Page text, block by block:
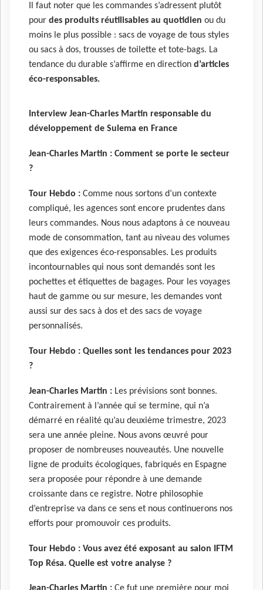
Il faut noter que les commandes s’adressent plutôt
pour des produits réutilisables au quotidien ou du
moins le plus possible : sacs de voyage de tous styles
ou sacs à dos, trousses de toilette et tote-bags. La
tendance du durable s’affirme en direction d’articles
éco-responsables.
Interview Jean-Charles Martin responsable du
développement de Sulema en France
Jean-Charles Martin : Comment se porte le secteur
?
Tour Hebdo : Comme nous sortons d’un contexte
compliqué, les agences sont encore prudentes dans
leurs commandes. Nous nous adaptons à ce nouveau
mode de consommation, tant au niveau des volumes
que des exigences éco-responsables. Les produits
incontournables qui nous sont demandés sont les
pochettes et étiquettes de bagages. Pour les voyages
haut de gamme ou sur mesure, les demandes vont
aussi sur des sacs à dos et des sacs de voyage
personnalisés.
Tour Hebdo : Quelles sont les tendances pour 2023
?
Jean-Charles Martin : Les prévisions sont bonnes.
Contrairement à l’année qui se termine, qui n’a
démarré en réalité qu’au deuxième trimestre, 2023
sera une année pleine. Nous avons œuvré pour
proposer de nombreuses nouveautés. Une nouvelle
ligne de produits écologiques, fabriqués en Espagne
sera proposée pour répondre à une demande
croissante dans ce registre. Notre philosophie
d’entreprise va dans ce sens et nous continuerons nos
efforts pour promouvoir ces produits.
Tour Hebdo : Vous avez été exposant au salon IFTM
Top Résa. Quelle est votre analyse ?